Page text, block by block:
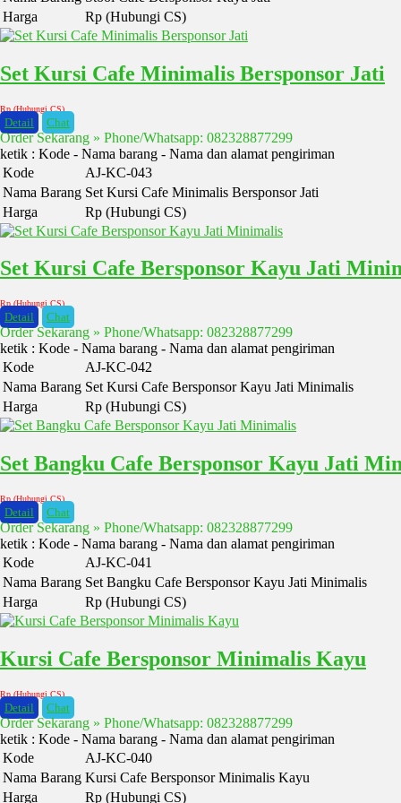
Harga
Rp (Hubungi CS)
Set Kursi Cafe Minimalis Bersponsor Jati
Rp (Hubungi CS)
Detail Chat
Order Sekarang » Phone/Whatsapp: 082328877299
ketik : Kode - Nama barang - Nama dan alamat pengiriman
Kode
AJ-KC-043
Nama Barang Set Kursi Cafe Minimalis Bersponsor Jati
Harga
Rp (Hubungi CS)
Set Kursi Cafe Bersponsor Kayu Jati
Rp (Hubungi CS)
Detail Chat
Order Sekarang » Phone/Whatsapp: 082328877299
ketik : Kode - Nama barang - Nama dan alamat pengiriman
Kode
AJ-KC-042
Nama Barang Set Kursi Cafe Bersponsor Kayu Jati Minimalis
Harga
Rp (Hubungi CS)
Set Bangku Cafe Bersponsor Kayu Jati
Rp (Hubungi CS)
Detail Chat
Order Sekarang » Phone/Whatsapp: 082328877299
ketik : Kode - Nama barang - Nama dan alamat pengiriman
Kode
AJ-KC-041
Nama Barang Set Bangku Cafe Bersponsor Kayu Jati Minimalis
Harga
Rp (Hubungi CS)
Kursi Cafe Bersponsor Minimalis Kayu
Rp (Hubungi CS)
Detail Chat
Order Sekarang » Phone/Whatsapp: 082328877299
ketik : Kode - Nama barang - Nama dan alamat pengiriman
Kode
AJ-KC-040
Nama Barang Kursi Cafe Bersponsor Minimalis Kayu
Harga
Rp (Hubungi CS)